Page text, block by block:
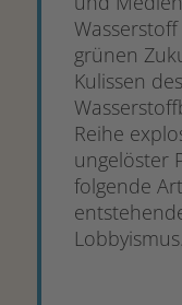
grünen
Kulissen
Reihe
ungelöster
folgende